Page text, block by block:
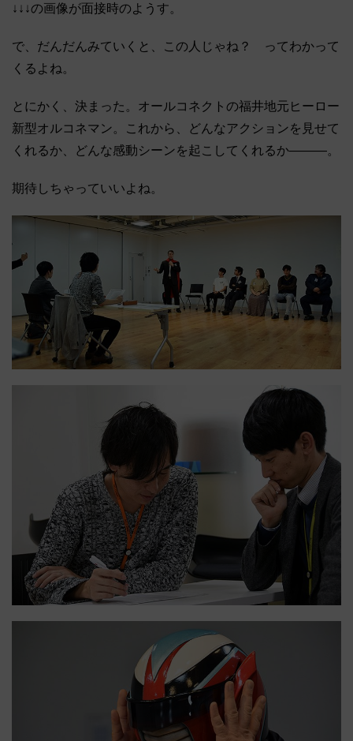
↓↓↓の画像が面接時のようす。
で、だんだんみていくと、この人じゃね？ ってわかって
くるよね。
とにかく、決まった。オールコネクトの福井地元ヒーロー
新型オルコネマン。これから、どんなアクションを見せて
くれるか、どんな感動シーンを起こしてくれるか―――。
期待しちゃっていいよね。